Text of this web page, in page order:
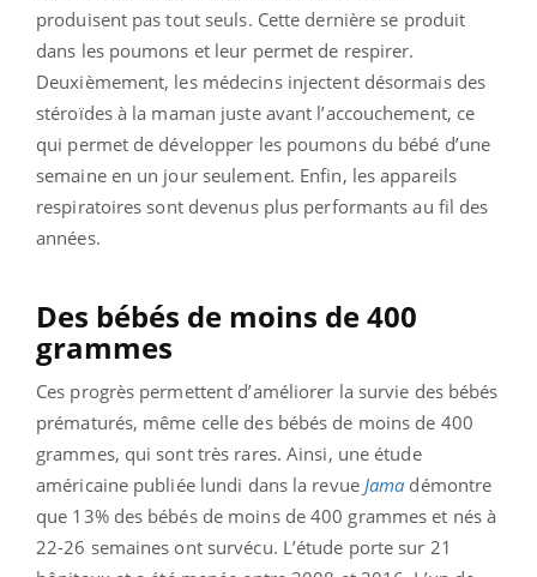
produisent pas tout seuls. Cette dernière se produit
dans les poumons et leur permet de respirer.
Deuxièmement, les médecins injectent désormais des
stéroïdes à la maman juste avant l’accouchement, ce
qui permet de développer les poumons du bébé d’une
semaine en un jour seulement. Enfin, les appareils
respiratoires sont devenus plus performants au fil des
années.
Des bébés de moins de 400
grammes
Ces progrès permettent d’améliorer la survie des bébés
prématurés, même celle des bébés de moins de 400
grammes, qui sont très rares. Ainsi, une étude
américaine publiée lundi dans la revue Jama démontre
que 13% des bébés de moins de 400 grammes et nés à
22-26 semaines ont survécu. L’étude porte sur 21